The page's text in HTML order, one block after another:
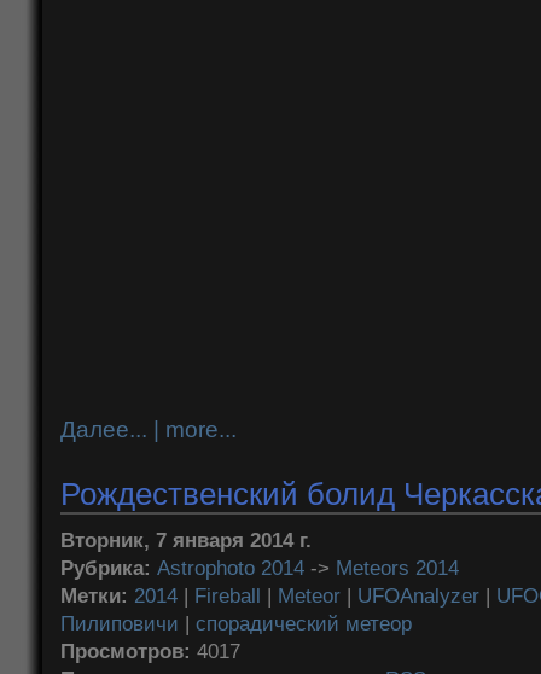
Далее... | more...
Рождественский болид
Вторник, 7 января 2014 г.
Рубрика: Astrophoto 2014 -> Meteors 2014
Метки: 2014 | Fireball | Meteor | UFOAnalyzer |
Пилиповичи | спорадический метеор
Просмотров: 4017